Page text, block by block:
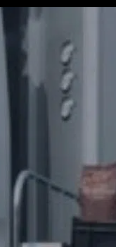
is actief als
de organisatie
met mooie,
in de professionele
levert een
uit bekende
van net over de